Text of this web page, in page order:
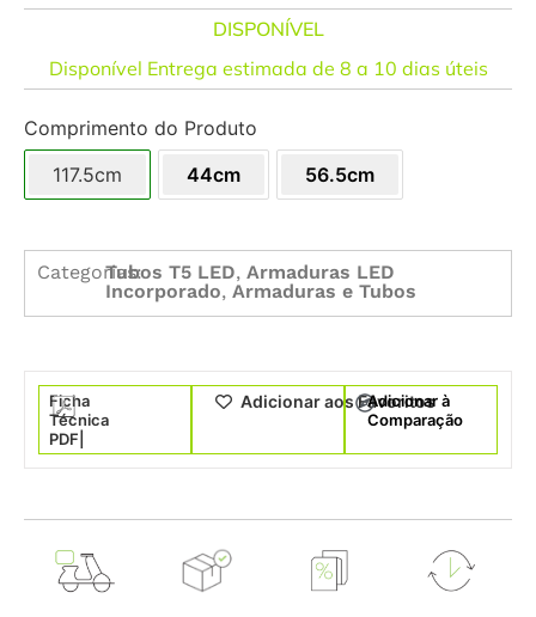
DISPONÍVEL
Disponível Entrega estimada de 8 a 10 dias úteis
Comprimento do Produto
117.5cm
44cm 56.5cm
Categorias:Tubos T5 LED,Armaduras LED
Incorporado,Armaduras e Tubos
Ficha
Técnica
PDF|
Adicionar aos Favoritos
Adicionar à
Comparação